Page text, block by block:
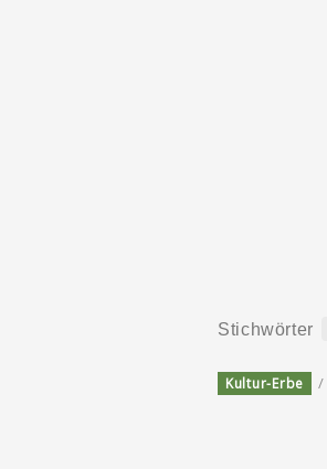
Stichwörter
Kultur-Erbe /